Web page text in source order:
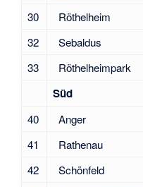
30 Röthelheim
32
Sebaldus
33
Röthelheimpark
Süd
40 Anger
41
Rathenau
42
Schönfeld